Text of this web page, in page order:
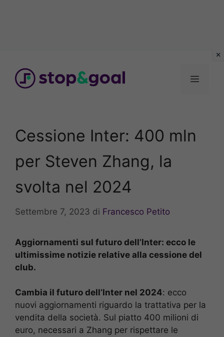
contenuto
Menu
Cessione Inter: 400 mln
per Steven Zhang, la
svolta nel 2024
Settembre 7, 2023 di Francesco Petito
Aggiornamenti sul futuro dell’Inter: ecco le
ultimissime notizie relative alla cessione del
club.
Cambia il futuro dell’Inter nel 2024: ecco
nuovi aggiornamenti riguardo la trattativa per la
vendita della società. Sul piatto 400 milioni di
euro, necessari a Zhang per rispettare le